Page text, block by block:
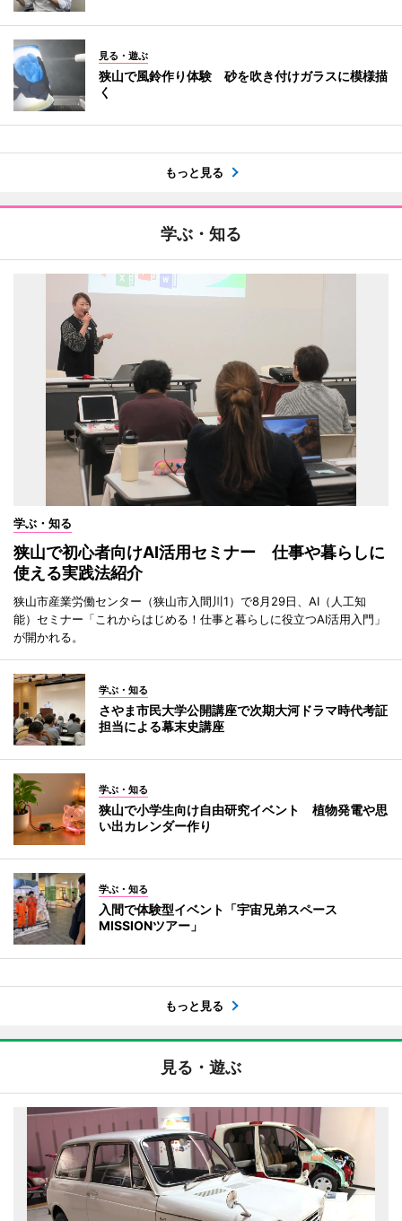
見る・遊ぶ
狭山で風鈴作り体験 砂を吹き付けガラスに模様描
く
もっと見る
学ぶ・知る
学ぶ・知る
狭山で初心者向けAI活用セミナー 仕事や暮らしに
使える実践法紹介
狭山市産業労働センター（狭山市入間川1）で8月29日、AI（人工知
能）セミナー「これからはじめる！仕事と暮らしに役立つAI活用入門」
が開かれる。
学ぶ・知る
さやま市民大学公開講座で次期大河ドラマ時代考証
担当による幕末史講座
学ぶ・知る
狭山で小学生向け自由研究イベント 植物発電や思
い出カレンダー作り
学ぶ・知る
入間で体験型イベント「宇宙兄弟スペース
MISSIONツアー」
もっと見る
見る・遊ぶ